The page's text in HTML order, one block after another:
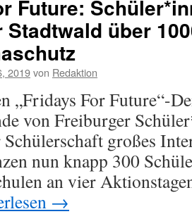
Future:
Stadtwald über
2019von Redaktion
„Fridays For Future“-
von Freiburger
großes
nun knapp 300
an vier
→